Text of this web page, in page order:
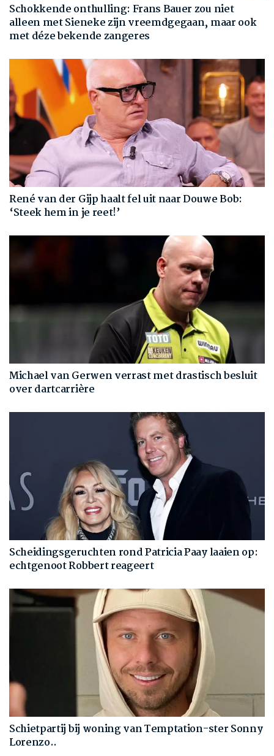
Schokkende onthulling: Frans Bauer zou niet
alleen met Sieneke zijn vreemdgegaan, maar ook
met déze bekende zangeres
René van der Gijp haalt fel uit naar Douwe Bob:
‘Steek hem in je reet!’
Michael van Gerwen verrast met drastisch besluit
over dartcarrière
Scheidingsgeruchten rond Patricia Paay laaien op:
echtgenoot Robbert reageert
Schietpartij bij woning van Temptation-ster Sonny
Lorenzo..